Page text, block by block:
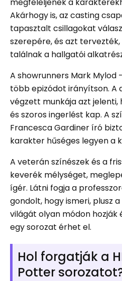
Akárhogy is, az casting
tapasztalt csillagokat
szerepére, és azt
találnak a hallgatói
A showrunners Mark
több epizódot irányítson. A
végzett munkája azt
és szoros ingerlést kap. A
Francesca Gardiner író
karakter hűséges legyen a
A veterán színészek és a
keverék mélységet,
ígér. Látni fogja a
gondolt, hogy ismeri, plusz
világát olyan módon
egy sorozat érhet el.
Hol forgatják a
Potter